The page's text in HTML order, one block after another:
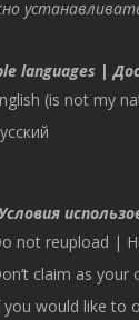
languages |
(is not my
not reupload |
claim as
you would like to